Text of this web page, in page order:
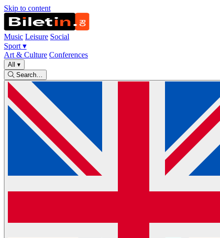
Skip to content
Music Leisure Social
Sport ▾
Art & Culture Conferences
All ▾
Search…